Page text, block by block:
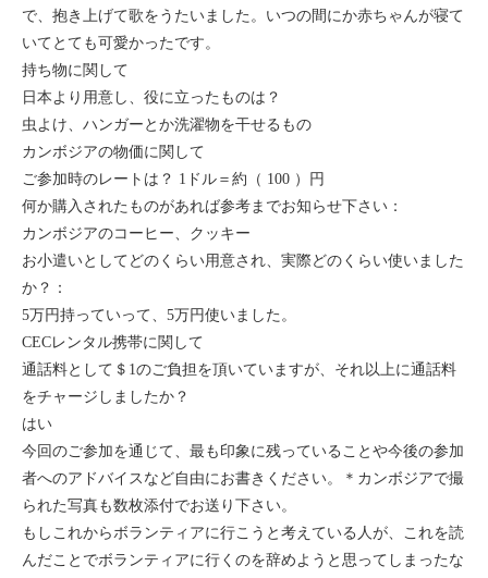
で、抱き上げて歌をうたいました。いつの間にか赤ちゃんが寝て
いてとても可愛かったです。
持ち物に関して
日本より用意し、役に立ったものは？
虫よけ、ハンガーとか洗濯物を干せるもの
カンボジアの物価に関して
ご参加時のレートは？ 1ドル＝約（ 100 ）円
何か購入されたものがあれば参考までお知らせ下さい：
カンボジアのコーヒー、クッキー
お小遣いとしてどのくらい用意され、実際どのくらい使いました
か？：
5万円持っていって、5万円使いました。
CECレンタル携帯に関して
通話料として＄1のご負担を頂いていますが、それ以上に通話料
をチャージしましたか？
はい
今回のご参加を通じて、最も印象に残っていることや今後の参加
者へのアドバイスなど自由にお書きください。＊カンボジアで撮
られた写真も数枚添付でお送り下さい。
もしこれからボランティアに行こうと考えている人が、これを読
んだことでボランティアに行くのを辞めようと思ってしまったな